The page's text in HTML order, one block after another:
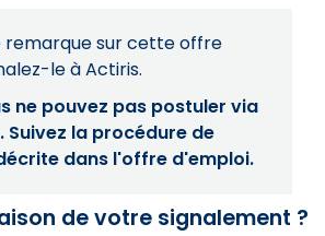
remarque sur cette offre
le à Actiris.
ne pouvez pas postuler via
Suivez la procédure de
dans l'offre d'emploi.
de votre signalement ?